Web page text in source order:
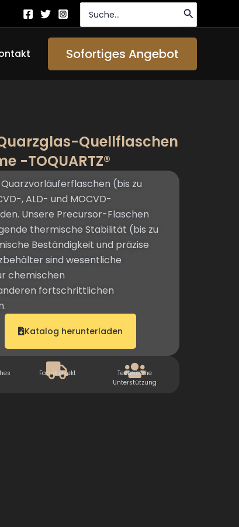
Suche
nach:
Us Sofortiges Angebot
Quellflaschen
-TOQUARTZ®
(bis zu
, ALD- und MOCVD-
Unsere Precursor-Flaschen
thermische Stabilität (bis zu
Beständigkeit und präzise
sind wesentliche
chemischen
fortschrittlichen
Katalog herunterladen
Fabrik direkt
Technische
Unterstützung